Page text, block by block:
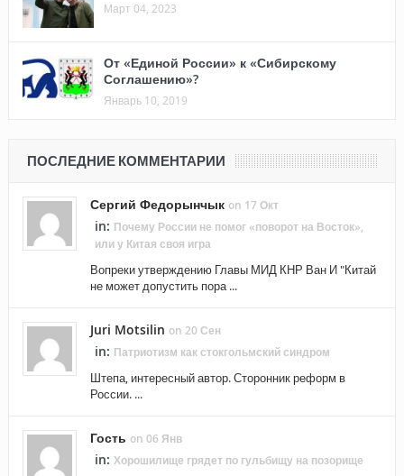
Март 04, 2023
От «Единой России» к «Сибирскому
Соглашению»?
Январь 10, 2019
ПОСЛЕДНИЕ КОММЕНТАРИИ
Сергий Федорынчык on 17 Окт
in: Почему России не помог «поворот на Восток»,
или у Китая своя игра
Вопреки утверждению Главы МИД КНР Ван И "Китай
не может допустить пора ...
Juri Motsilin on 20 Сен
in: Патриотизм как стокгольмский синдром
Штепа, интересный автор. Сторонник реформ в
России. ...
Гость on 06 Янв
in: Хорошилище грядет по гульбищу на позорище